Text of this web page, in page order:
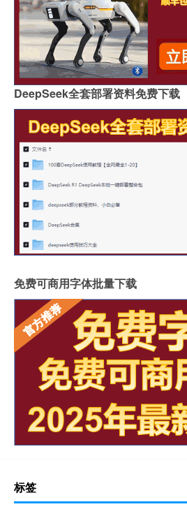
DeepSeek全套部署资料免费下载
免费可商用字体批量下载
标签